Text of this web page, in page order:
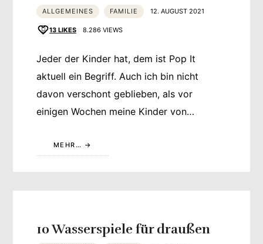
ALLGEMEINES FAMILIE 12. AUGUST 2021
13 LIKES 8.286 VIEWS
Jeder der Kinder hat, dem ist Pop It
aktuell ein Begriff. Auch ich bin nicht
davon verschont geblieben, als vor
einigen Wochen meine Kinder von…
MEHR…
10 Wasserspiele für draußen